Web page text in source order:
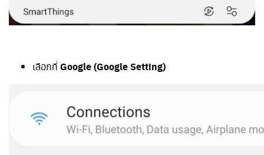
เลือกที่ Google (Google Setting)